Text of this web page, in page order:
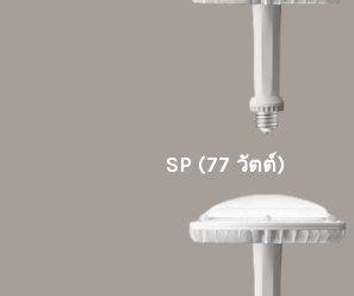
SP (77 วัตต์)